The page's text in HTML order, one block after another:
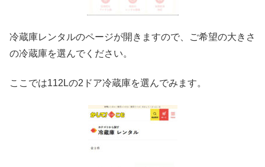
冷蔵庫レンタルのページが開きますので、ご希望の大きさ
の冷蔵庫を選んでください。
ここでは112Lの2ドア冷蔵庫を選んでみます。